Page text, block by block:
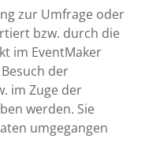
zur Umfrage oder
bzw. durch die
im EventMaker
der
im Zuge der
werden. Sie
umgegangen